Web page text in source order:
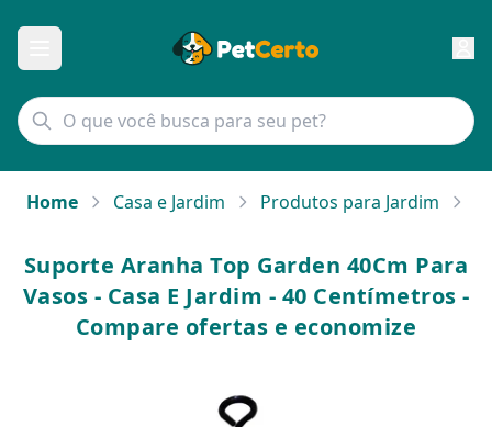
Home Casa e Jardim Produtos para Jardim
Suporte Aranha Top Garden 40Cm Para
Vasos - Casa E Jardim - 40 Centímetros -
Compare ofertas e economize